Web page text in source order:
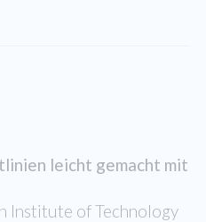
leicht gemacht mit
Institute of Technology